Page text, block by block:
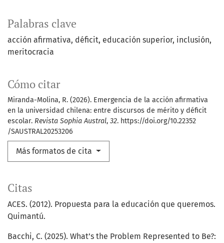
Palabras clave
acción afirmativa déficit educación superior inclusión
meritocracia
Cómo citar
Miranda-Molina, R. (2026). Emergencia de la acción afirmativa
en la universidad chilena: entre discursos de mérito y déficit
escolar. Revista Sophia Austral, 32. https://doi.org/10.22352
/SAUSTRAL20253206
Más formatos de cita
Citas
ACES. (2012). Propuesta para la educación que queremos.
Quimantú.
Bacchi, C. (2025). What’s the Problem Represented to Be?: